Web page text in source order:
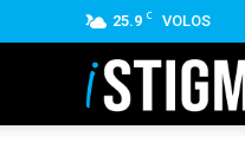
25.9 C VOLOS